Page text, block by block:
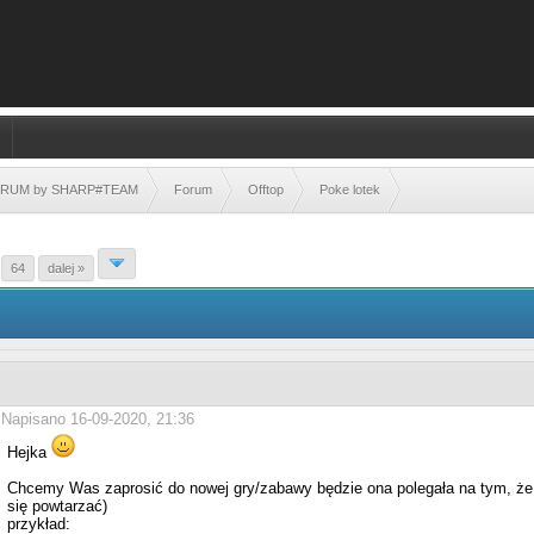
by SHARP#TEAM Forum Offtop Poke lotek
64 dalej »
Napisano 16-09-2020, 21:36
Hejka
Chcemy Was zaprosić do nowej gry/zabawy będzie ona polegała na tym,
się powtarzać)
przykład: